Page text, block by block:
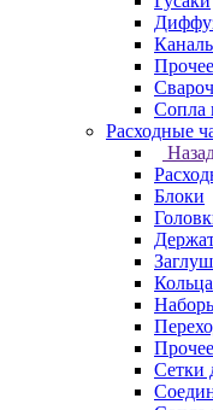
Сопла
Расходные
Блоки
Кольца
Сетки